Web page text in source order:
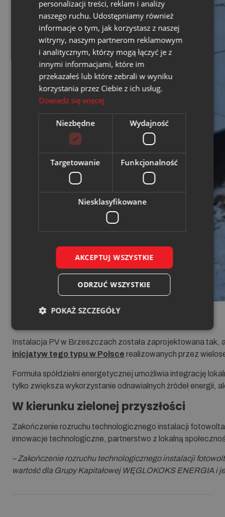
Instalacja PV w Brzeszczach została zaprojektowana tak,
inicjatyw tego typu w Polsce realizowanych przez
Formuła spółdzielni energetycznej umożliwia integrację
tylko zwiększa wykorzystanie odnawialnych źródeł energii,
W kierunku zielonej przyszłości
Zakończenie rozruchu technologicznego instalacji
innowacje technologiczne, partnerstwo z lokalną
– Zakończenie rozruchu technologicznego instalacji
wartość dla Grupy Kapitałowej WĘGLOKOKS ENERGIA i
personalizacji treści, reklam i analizy
naszego ruchu. Udostępniamy również
informacje o tym, jak korzystasz z naszej
witryny, naszym partnerom reklamowym
i analitycznym, którzy mogą łączyć je z
innymi informacjami, które im
przekazałeś lub które zebrali w wyniku
korzystania przez Ciebie z ich usług.
Dowiedz się więcej
Niezbędne Wydajność
Targetowanie Funkcjonalność
Niesklasyfikowane
AKCEPTUJ WSZYSTKIE
ODRZUĆ WSZYSTKIE
POKAŻ SZCZEGÓŁY